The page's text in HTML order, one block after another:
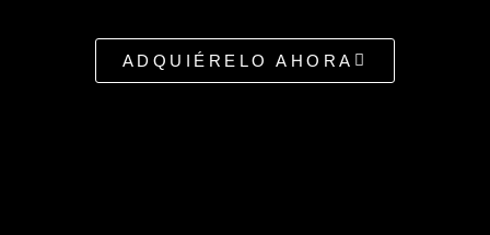
ADQUIÉRELO AHORA